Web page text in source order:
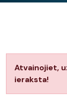
Atvainojiet,
ieraksta!